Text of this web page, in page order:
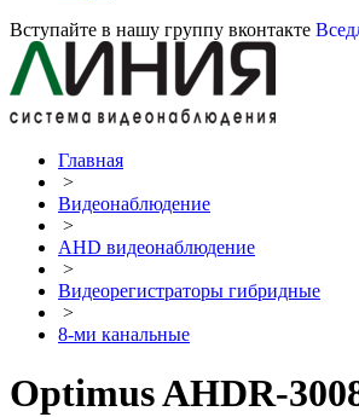
Вступайте в нашу группу вконтакте
Главная
>
Видеонаблюдение
>
AHD видеонаблюдение
>
Видеорегистраторы гибридные
>
8-ми канальные
Optimus AHDR-